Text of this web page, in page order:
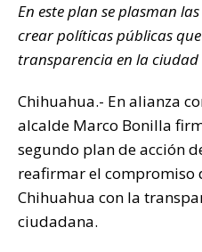
at
s
A
p
p
c
e
o
o
k
it
te
p
y
n
k
En este plan se plasman
crear políticas públicas
transparencia en la ciudad
Chihuahua.- En alianza
alcalde Marco Bonilla
segundo plan de acción
reafirmar el compromiso
Chihuahua con la
ciudadana.